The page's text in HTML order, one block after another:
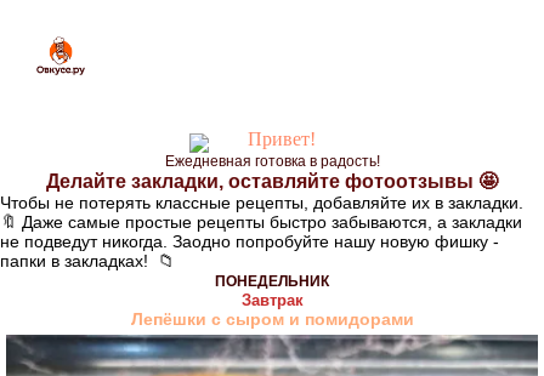
Ежедневная готовка в радость!
Делайте закладки, оставляйте фотоотзывы 🤩
Чтобы не потерять классные рецепты, добавляйте их в закладки.
🔖 Даже самые простые рецепты быстро забываются, а закладки
не подведут никогда. Заодно попробуйте нашу новую фишку -
папки в закладках! 📁
ПОНЕДЕЛЬНИК
Завтрак
Лепёшки с сыром и помидорами